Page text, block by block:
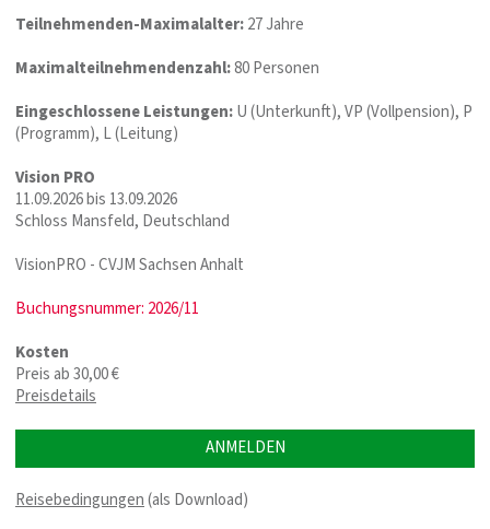
Teilnehmenden-Maximalalter:27 Jahre
Maximalteilnehmendenzahl:80 Personen
Eingeschlossene Leistungen:U (Unterkunft), VP (Vollpension), P
(Programm), L (Leitung)
Vision PRO
11.09.2026 bis 13.09.2026
Schloss Mansfeld, Deutschland
VisionPRO - CVJM Sachsen Anhalt
Buchungsnummer: 2026/11
Kosten
Preis ab 30,00 €
Preisdetails
ANMELDEN
Reisebedingungen(als Download)